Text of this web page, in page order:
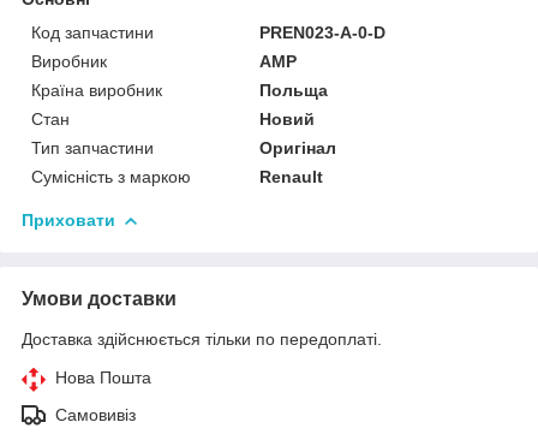
Код запчастини
PREN023-A-0-D
Виробник
AMP
Країна виробник
Польща
Стан
Новий
Тип запчастини
Оригінал
Сумісність з маркою
Renault
Приховати
Умови доставки
Доставка здійснюється тільки по передоплаті.
Нова Пошта
Самовивіз